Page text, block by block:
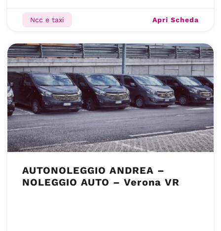
Ncc e taxi Apri Scheda
AUTONOLEGGIO ANDREA –
NOLEGGIO AUTO – Verona VR